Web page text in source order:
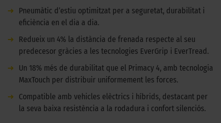
➜
Pneumàtic d’estiu optimitzat per a seguretat, durabilitat i
eficiència en el dia a dia.
➜
Redueix un 4% la distància de frenada respecte al seu
predecesor gràcies a les tecnologies EverGrip i EverTread.
➜
Un 18% més de durabilitat que el Primacy 4, amb tecnologia
MaxTouch per distribuir uniformement les forces.
➜
Compatible amb vehicles elèctrics i híbrids, destacant per
la seva baixa resistència a la rodadura i confort silenciós.